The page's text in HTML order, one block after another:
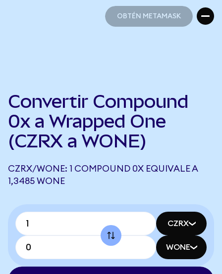
OBTÉN METAMASK
Convertir Compound
0x a Wrapped One
(CZRX a WONE)
CZRX/WONE: 1 COMPOUND 0X EQUIVALE A
1,3485 WONE
CZRX
WONE